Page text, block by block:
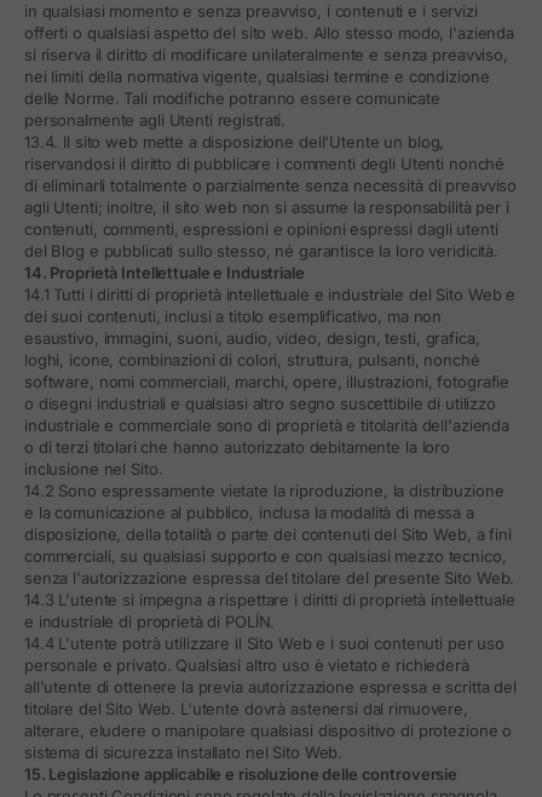
in qualsiasi momento e senza preavviso, i contenuti e i servizi
offerti o qualsiasi aspetto del sito web. Allo stesso modo, l'azienda
si riserva il diritto di modificare unilateralmente e senza preavviso,
nei limiti della normativa vigente, qualsiasi termine e condizione
delle Norme. Tali modifiche potranno essere comunicate
personalmente agli Utenti registrati.
13.4. Il sito web mette a disposizione dell'Utente un blog,
riservandosi il diritto di pubblicare i commenti degli Utenti nonché
di eliminarli totalmente o parzialmente senza necessità di preavviso
agli Utenti; inoltre, il sito web non si assume la responsabilità per i
contenuti, commenti, espressioni e opinioni espressi dagli utenti
del Blog e pubblicati sullo stesso, né garantisce la loro veridicità.
14. Proprietà Intellettuale e Industriale
14.1 Tutti i diritti di proprietà intellettuale e industriale del Sito Web e
dei suoi contenuti, inclusi a titolo esemplificativo, ma non
esaustivo, immagini, suoni, audio, video, design, testi, grafica,
loghi, icone, combinazioni di colori, struttura, pulsanti, nonché
software, nomi commerciali, marchi, opere, illustrazioni, fotografie
o disegni industriali e qualsiasi altro segno suscettibile di utilizzo
industriale e commerciale sono di proprietà e titolarità dell'azienda
o di terzi titolari che hanno autorizzato debitamente la loro
inclusione nel Sito.
14.2 Sono espressamente vietate la riproduzione, la distribuzione
e la comunicazione al pubblico, inclusa la modalità di messa a
disposizione, della totalità o parte dei contenuti del Sito Web, a fini
commerciali, su qualsiasi supporto e con qualsiasi mezzo tecnico,
senza l'autorizzazione espressa del titolare del presente Sito Web.
14.3 L'utente si impegna a rispettare i diritti di proprietà intellettuale
e industriale di proprietà di POLÍN.
14.4 L'utente potrà utilizzare il Sito Web e i suoi contenuti per uso
personale e privato. Qualsiasi altro uso è vietato e richiederà
all'utente di ottenere la previa autorizzazione espressa e scritta del
titolare del Sito Web. L'utente dovrà astenersi dal rimuovere,
alterare, eludere o manipolare qualsiasi dispositivo di protezione o
sistema di sicurezza installato nel Sito Web.
15. Legislazione applicabile e risoluzione delle controversie